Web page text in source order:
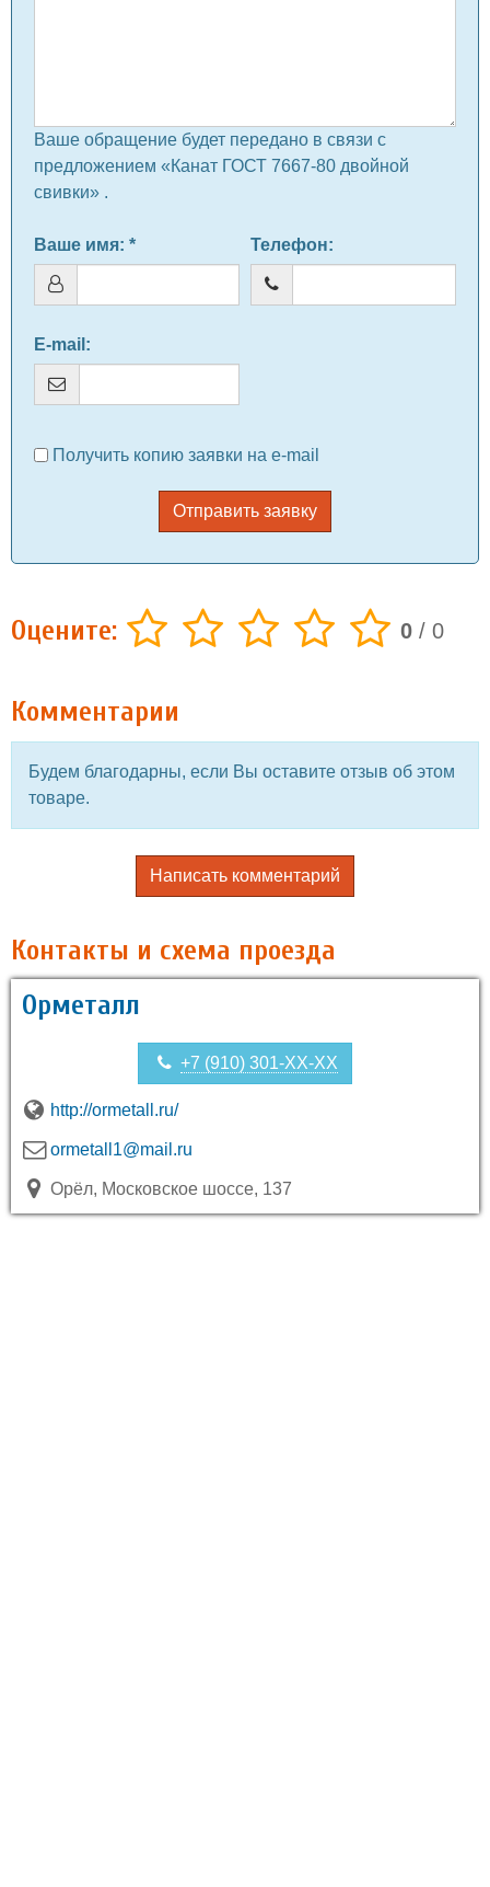
Ваше обращение будет передано в связи с
предложением «Канат ГОСТ 7667-80 двойной
свивки» .
Ваше имя: * Телефон:
E-mail :
Получить копию заявки на e-mail
Отправить заявку
Оцените: 0 / 0
Комментарии
Будем благодарны, если Вы оставите отзыв об этом
товаре.
Написать комментарий
Контакты и схема проезда
Орметалл
+7 (910) 301-XX-XX
http://ormetall.ru/
ormetall1@mail.ru
Орёл, Московское шоссе, 137